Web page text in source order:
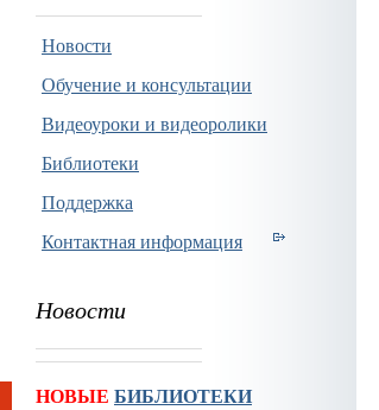
Новости
Обучение и консультации
Видеоуроки и видеоролики
Библиотеки
Поддержка
Контактная информация
Новости
НОВЫЕ БИБЛИОТЕКИ